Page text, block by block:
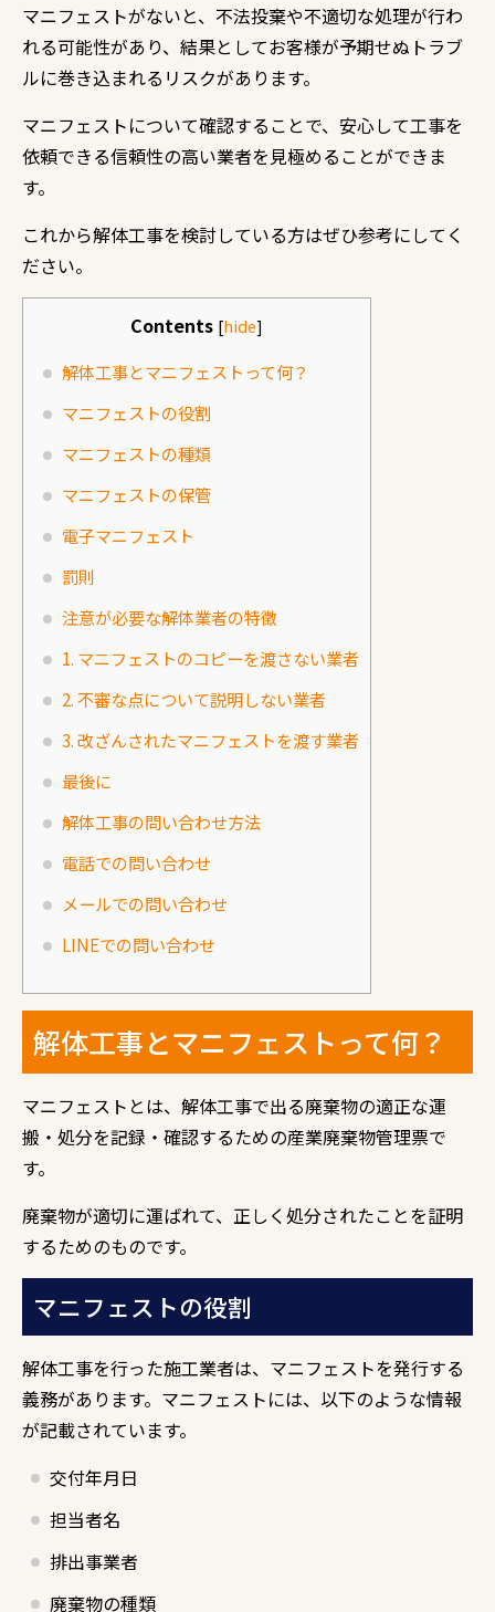
マニフェストがないと、不法投棄や不適切な処理が行わ
れる可能性があり、結果としてお客様が予期せぬトラブ
ルに巻き込まれるリスクがあります。
マニフェストについて確認することで、安心して工事を
依頼できる信頼性の高い業者を見極めることができま
す。
これから解体工事を検討している方はぜひ参考にしてく
ださい。
Contents [hide]
解体工事とマニフェストって何？
マニフェストの役割
マニフェストの種類
マニフェストの保管
電子マニフェスト
罰則
注意が必要な解体業者の特徴
1. マニフェストのコピーを渡さない業者
2. 不審な点について説明しない業者
3. 改ざんされたマニフェストを渡す業者
最後に
解体工事の問い合わせ方法
電話での問い合わせ
メールでの問い合わせ
LINEでの問い合わせ
解体工事とマニフェストって何？
マニフェストとは、解体工事で出る廃棄物の適正な運
搬・処分を記録・確認するための産業廃棄物管理票で
す。
廃棄物が適切に運ばれて、正しく処分されたことを証明
するためのものです。
マニフェストの役割
解体工事を行った施工業者は、マニフェストを発行する
義務があります。マニフェストには、以下のような情報
が記載されています。
交付年月日
担当者名
排出事業者
廃棄物の種類